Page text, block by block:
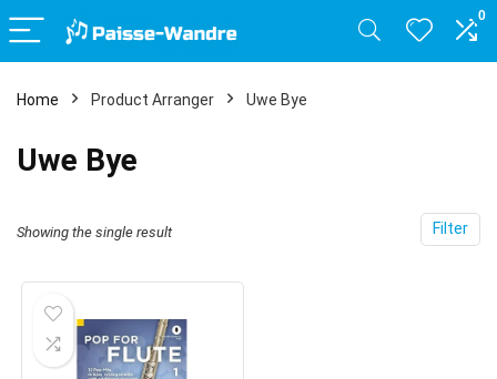
0
Home Product Arranger Uwe Bye
Uwe Bye
Filter
Showing the single result